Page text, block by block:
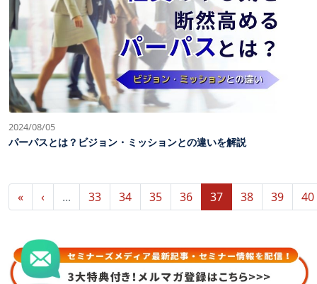
2024/08/05
パーパスとは？ビジョン・ミッションとの違いを解説
« ‹ ... 33 34 35 36 37 38 39 40